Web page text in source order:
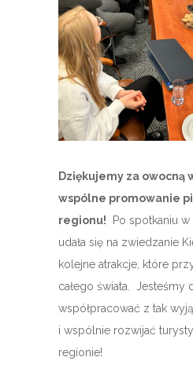
Dziękujemy za owocną
wspólne promowanie
regionu! Po spotkaniu w
udała się na zwiedzanie
kolejne atrakcje, które
całego świata. Jesteśmy
współpracować z tak
i wspólnie rozwijać
regionie!